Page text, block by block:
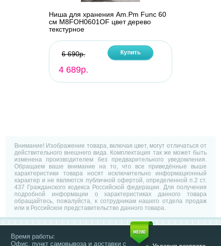
Ниша для хранения Am.Pm Func 60
см M8FOH0601OF цвет дерево
текстурное
6 690р.
4 689р.
Купить
Внимание! Изображение товара, включая цвет, могут отличаться от
действительного внешнего вида. Комплектация так же может быть
изменена производителем без предварительного уведомления.
Обращаем ваше внимание на то, что все приведённые выше
характеристики товара носят исключительно информационный
характер и не являются публичной офертой, определенной п.2 ст.
437 Гражданского кодекса Российской федерации. Для получения
подробной информации о характеристиках данного товара
обращайтесь, пожалуйста, к сотрудникам нашего отдела продаж
или в Российское представительство данного товара.
Время работы:
Офис, пункт самовывоза и доставки с